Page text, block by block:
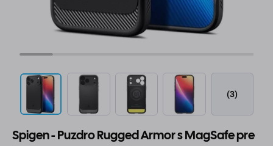
(3)
Spigen - Puzdro Rugged Armor s MagSafe pre